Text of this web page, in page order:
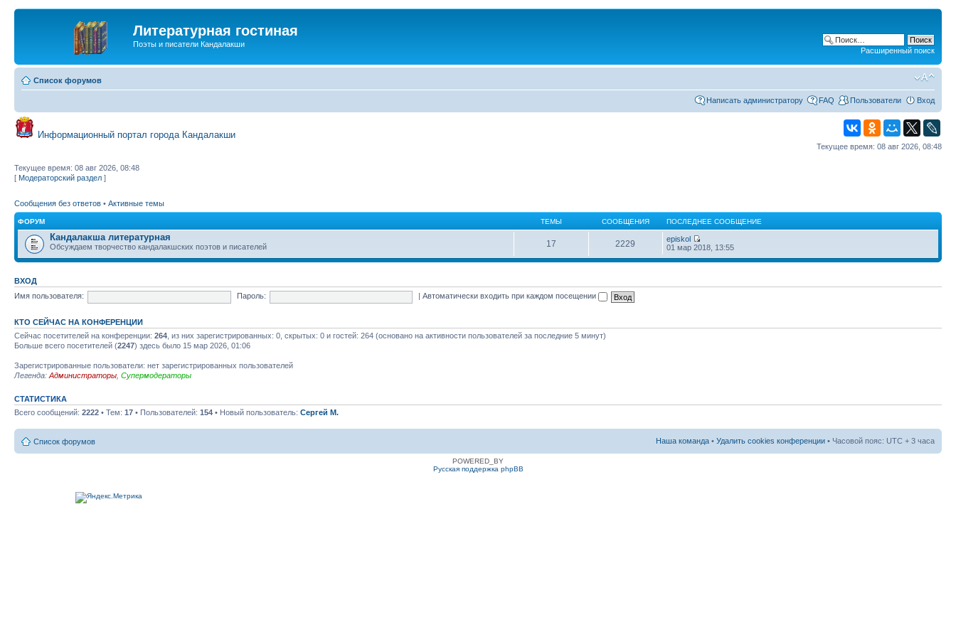
Литературная гостиная
Поэты и писатели Кандалакши
Расширенный поиск
Список форумов
Написать администратору FAQ Пользователи Вход
Информационный портал города Кандалакши
Текущее время: 08 авг 2026, 08:48
Текущее время: 08 авг 2026, 08:48
[ Модераторский раздел ]
Сообщения без ответов • Активные темы
ФОРУМ ТЕМЫ СООБЩЕНИЯ ПОСЛЕДНЕЕ СООБЩЕНИЕ
Кандалакша литературная
Обсуждаем творчество кандалакшских поэтов и писателей 17 2229
episkol
01 мар 2018, 13:55
ВХОД
Имя пользователя:
Пароль: |Автоматически входить при каждом посещении
КТО СЕЙЧАС НА КОНФЕРЕНЦИИ
Сейчас посетителей на конференции: 264 , из них зарегистрированных: 0, скрытых: 0 и гостей: 264 (основано на активности пользователей за последние 5 минут)
Больше всего посетителей (2247) здесь было 15 мар 2026, 01:06
Зарегистрированные пользователи: нет зарегистрированных пользователей
Легенда: Администраторы Супермодераторы
СТАТИСТИКА
Всего сообщений: 2222 • Тем: 17 • Пользователей: 154 • Новый пользователь: Сергей М.
Список форумов Наша команда • Удалить cookies конференции • Часовой пояс: UTC + 3 часа
POWERED_BY
Русская поддержка phpBB